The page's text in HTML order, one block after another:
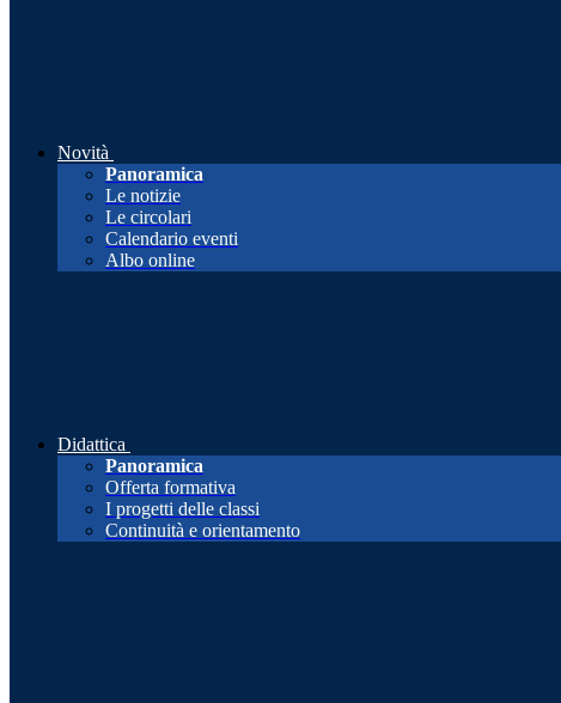
Novità
Panoramica
Le notizie
Le circolari
Calendario eventi
Albo online
Didattica
Panoramica
Offerta formativa
I progetti delle classi
Continuità e orientamento